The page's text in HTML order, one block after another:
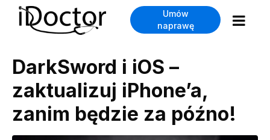
Umów
naprawę
DarkSword i iOS –
zaktualizuj iPhone’a,
zanim będzie za późno!